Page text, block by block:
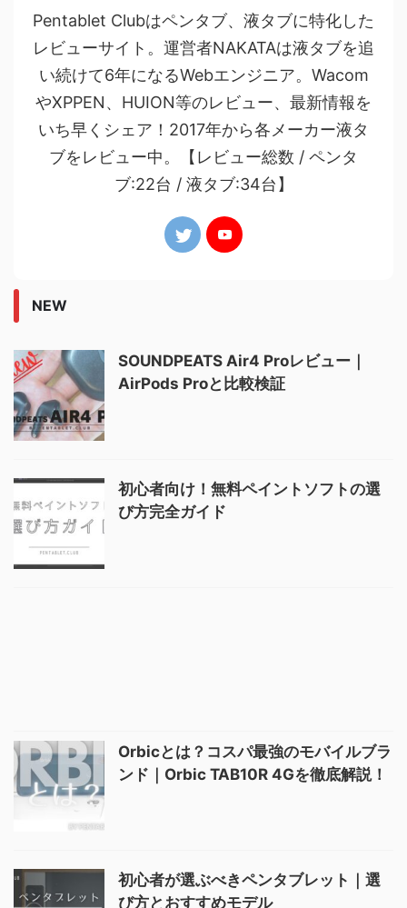
Pentablet Clubはペンタブ、液タブに特化した
レビューサイト。運営者NAKATAは液タブを追
い続けて6年になるWebエンジニア。Wacom
やXPPEN、HUION等のレビュー、最新情報を
いち早くシェア！2017年から各メーカー液タ
ブをレビュー中。【レビュー総数 / ペンタ
ブ:22台 / 液タブ:34台】
NEW
SOUNDPEATS Air4 Proレビュー｜
AirPods Proと比較検証
初心者向け！無料ペイントソフトの選
び方完全ガイド
Orbicとは？コスパ最強のモバイルブラ
ンド｜Orbic TAB10R 4Gを徹底解説！
初心者が選ぶべきペンタブレット｜選
び方とおすすめモデル